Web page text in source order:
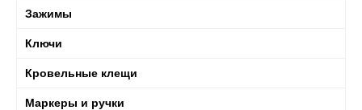
Зажимы
Ключи
Кровельные клещи
Маркеры и ручки